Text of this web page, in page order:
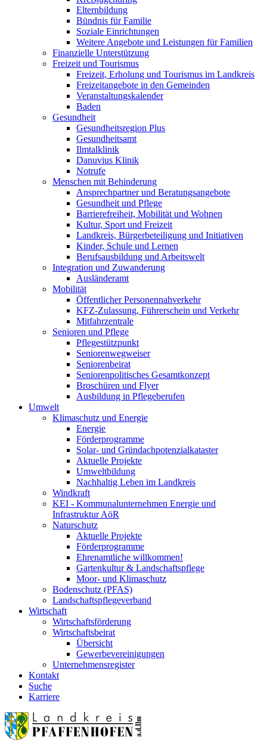
Elternbildung
Bündnis für Familie
Soziale Einrichtungen
Weitere Angebote und Leistungen für Familien
Finanzielle Unterstützung
Freizeit und Tourismus
Freizeit, Erholung und Tourismus im Landkreis
Freizeitangebote in den Gemeinden
Veranstaltungskalender
Baden
Gesundheit
Gesundheitsregion Plus
Gesundheitsamt
Ilmtalklinik
Danuvius Klinik
Notrufe
Menschen mit Behinderung
Ansprechpartner und Beratungsangebote
Gesundheit und Pflege
Barrierefreiheit, Mobilität und Wohnen
Kultur, Sport und Freizeit
Landkreis, Bürgerbeteiligung und Initiativen
Kinder, Schule und Lernen
Berufsausbildung und Arbeitswelt
Integration und Zuwanderung
Ausländeramt
Mobilität
Öffentlicher Personennahverkehr
KFZ-Zulassung, Führerschein und Verkehr
Mitfahrzentrale
Senioren und Pflege
Pflegestützpunkt
Seniorenwegweiser
Seniorenbeirat
Seniorenpolitisches Gesamtkonzept
Broschüren und Flyer
Ausbildung in Pflegeberufen
Umwelt
Klimaschutz und Energie
Energie
Förderprogramme
Solar- und Gründachpotenzialkataster
Aktuelle Projekte
Umweltbildung
Nachhaltig Leben im Landkreis
Windkraft
KEI - Kommunalunternehmen Energie und
Infrastruktur AöR
Naturschutz
Aktuelle Projekte
Förderprogramme
Ehrenamtliche willkommen!
Gartenkultur & Landschaftspflege
Moor- und Klimaschutz
Bodenschutz (PFAS)
Landschaftspflegeverband
Wirtschaft
Wirtschaftsförderung
Wirtschaftsbeirat
Übersicht
Gewerbevereinigungen
Unternehmensregister
Kontakt
Suche
Karriere